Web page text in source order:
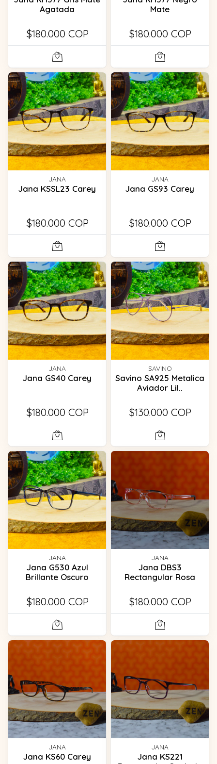
Agatada
$180.000 COP
Mate
$180.000 COP
JANA
Jana KSSL23 Carey
$180.000 COP
JANA
Jana GS93 Carey
$180.000 COP
JANA
Jana GS40 Carey
$180.000 COP
SAVINO
Savino SA925 Metalica
Aviador Lil..
$130.000 COP
JANA
Jana G530 Azul
Brillante Oscuro
$180.000 COP
JANA
Jana DBS3
Rectangular Rosa
$180.000 COP
JANA
Jana KS60 Carey
JANA
Jana KS221